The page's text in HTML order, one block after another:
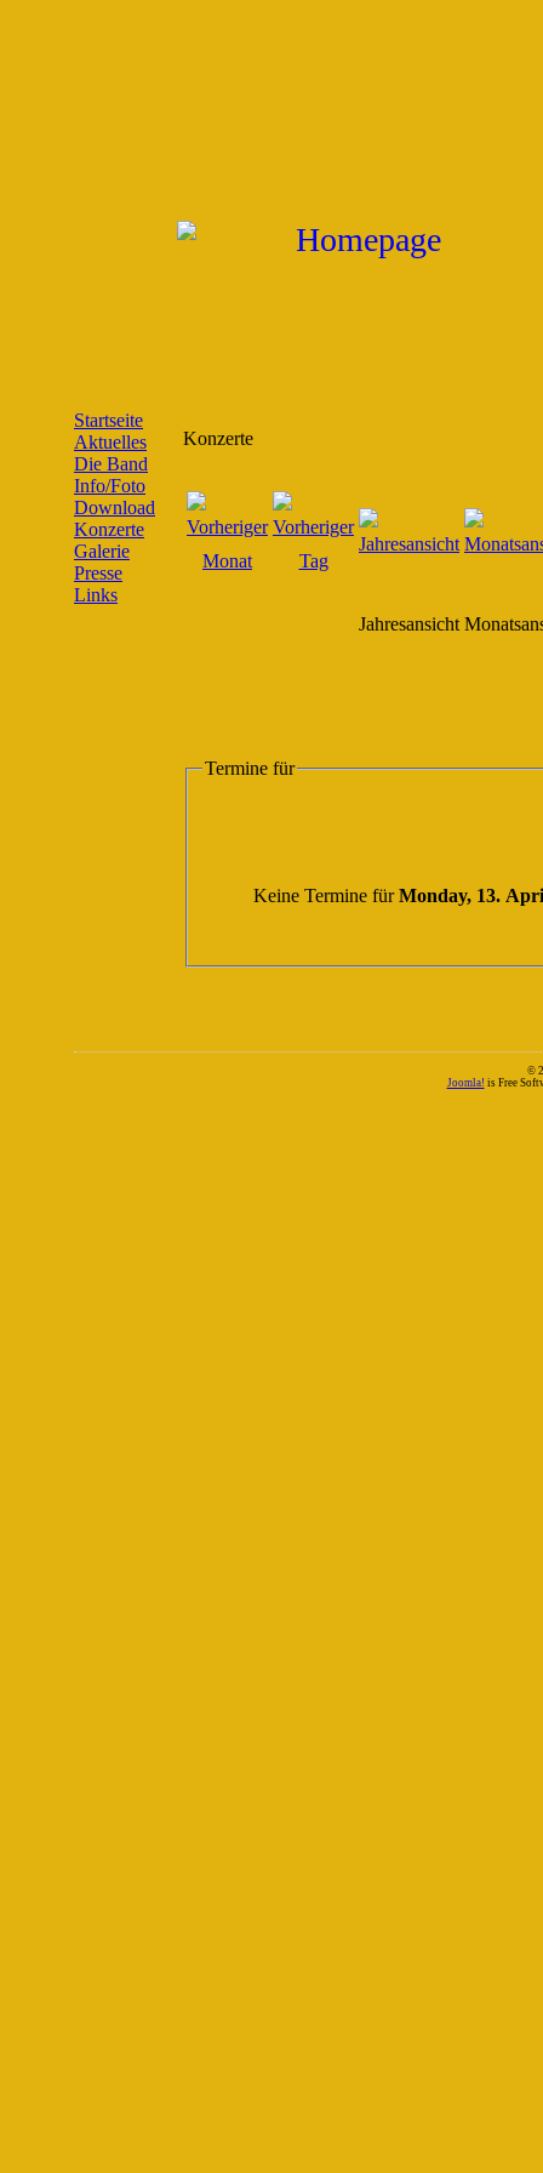
Startseite
Aktuelles
Die Band
Info/Foto
Download
Konzerte
Galerie
Presse
Links
Konzerte
Jahresansicht
Termine für
Keine Termine fürMonday, 13.
©
Joomla! is Free